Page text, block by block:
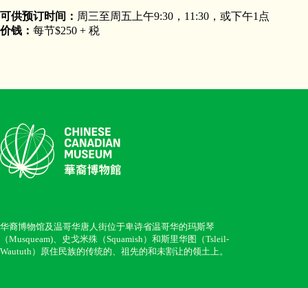
可供预订时间： 周三至周五上午9:30，11:30，或下午1点
价钱： 每节$250 + 税
华裔博物馆及温哥华唐人街位于卑诗省温哥华的玛斯琴
（Musqueam)、史戈米殊（Squamish）和斯里华图（Tsleil-
Waututh）原住民族的传统的、祖先的和未割让的领土上。